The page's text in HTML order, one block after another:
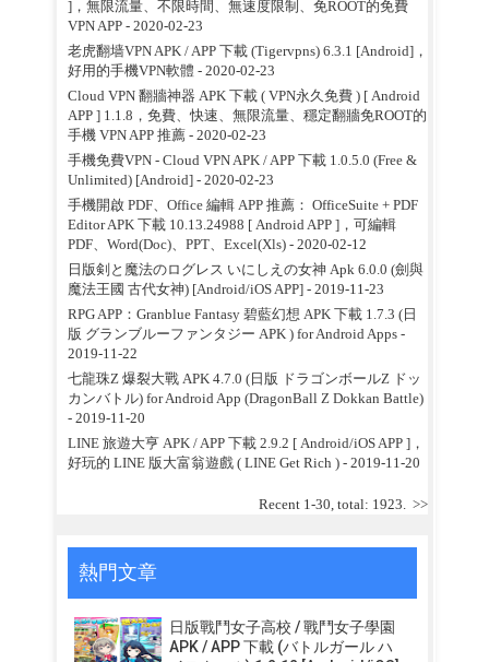
]，無限流量、不限時間、無速度限制、免ROOT的免費
VPN APP- 2020-02-23
老虎翻墙VPN APK / APP 下載 (Tigervpns) 6.3.1 [Android]，
好用的手機VPN軟體 - 2020-02-23
Cloud VPN 翻牆神器 APK 下載 ( VPN永久免費 ) [ Android
APP ] 1.1.8，免費、快速、無限流量、穩定翻牆免ROOT的
手機 VPN APP 推薦- 2020-02-23
手機免費VPN - Cloud VPN APK / APP 下載 1.0.5.0 (Free &
Unlimited) [Android]- 2020-02-23
手機開啟 PDF、Office 編輯 APP 推薦： OfficeSuite + PDF
Editor APK 下載 10.13.24988 [ Android APP ]，可編輯
PDF、Word(Doc)、PPT、Excel(Xls)- 2020-02-12
日版剣と魔法のログレス いにしえの女神 Apk 6.0.0 (劍與
魔法王國 古代女神) [Android/iOS APP]- 2019-11-23
RPG APP：Granblue Fantasy 碧藍幻想 APK 下載 1.7.3 (日
版 グランブルーファンタジー APK ) for Android Apps -
2019-11-22
七龍珠Z 爆裂大戰 APK 4.7.0 (日版 ドラゴンボールZ ドッ
カンバトル) for Android App (DragonBall Z Dokkan Battle)
- 2019-11-20
LINE 旅遊大亨 APK / APP 下載 2.9.2 [ Android/iOS APP ]，
好玩的 LINE 版大富翁遊戲 ( LINE Get Rich )- 2019-11-20
Recent 1-30, total: 1923. >>
熱門文章
日版戰鬥女子高校 / 戰鬥女子學園
APK / APP 下載 (バトルガール ハ